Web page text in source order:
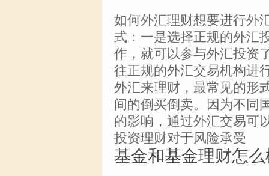
如何外汇理财想要进行外
式：一是选择正规的外汇
作，就可以参与外汇投资
往正规的外汇交易机构进
外汇来理财，最常见的形
间的倒买倒卖。因为不同
的影响，通过外汇交易可
投资理财对于风险承受
基金和基金理财怎